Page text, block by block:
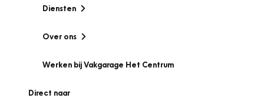
Diensten
Over ons
Werken bij Vakgarage Het Centrum
Direct naar